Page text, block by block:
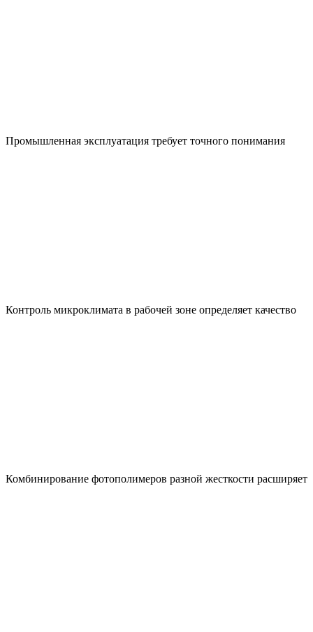
Промышленная эксплуатация требует точного понимания
Контроль микроклимата в рабочей зоне определяет качество
Комбинирование фотополимеров разной жесткости расширяет